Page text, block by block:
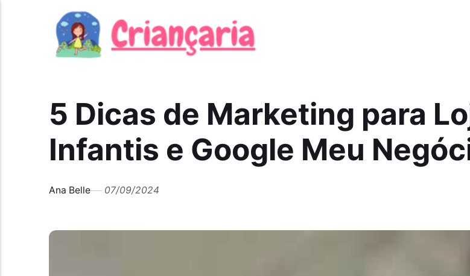
5 Dicas de Marketing para
Infantis e Google Meu
Ana Belle 07/09/2024